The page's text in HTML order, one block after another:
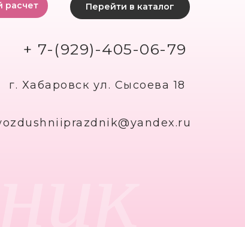
Перейти в каталог
расчет
+ 7-(929)-405-06-79
г. Хабаровск ул. Сысоева 18